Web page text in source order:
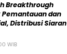
Breakthrough
dan
Distribusi Siaran
WIB